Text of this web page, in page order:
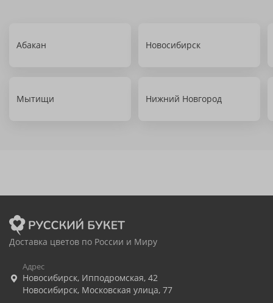
Абакан Новосибирск
Мытищи Нижний Новгород
Доставка цветов по России и Миру
Адрес
Новосибирск, Ипподромская, 42
Новосибирск, Московская улица, 77